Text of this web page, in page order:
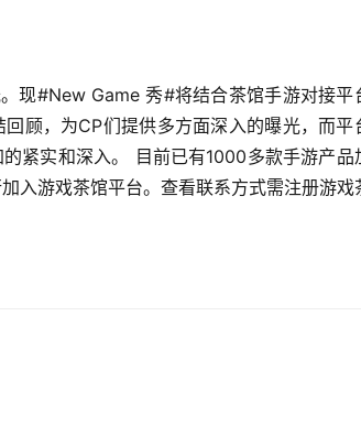
现#New Game 秀#将结合茶馆手游对接平
顾，为CP们提供多方面深入的曝光，而平
紧实和深入。 目前已有1000多款手游产品
入游戏茶馆平台。查看联系方式需注册游戏